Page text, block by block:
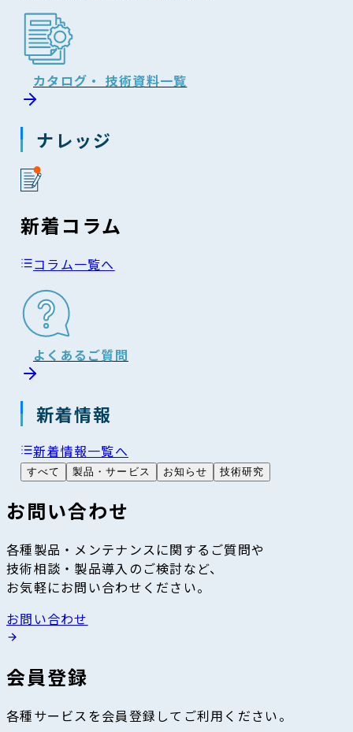
カタログ・ 技術資料一覧
ナレッジ
新着コラム
コラム一覧へ
よくあるご質問
新着情報
新着情報一覧へ
すべて 製品・サービス お知らせ 技術研究
お問い合わせ
各種製品・メンテナンスに関するご質問や
技術相談・製品導入のご検討など、
お気軽にお問い合わせください。
お問い合わせ
会員登録
各種サービスを会員登録してご利用ください。